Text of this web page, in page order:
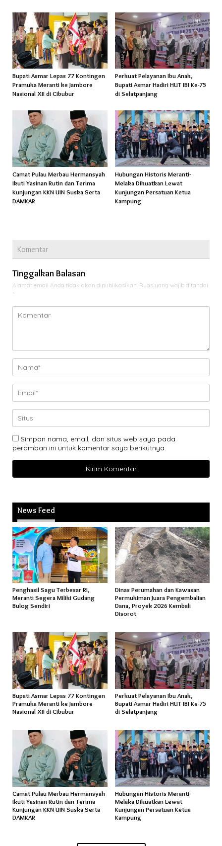
Bupati Asmar Lepas 77 Kontingen
Pramuka Meranti ke Jambore
Nasional XII di Cibubur
Perkuat Pelayanan Ibu Anak,
Bupati Asmar Hadiri HUT IBI Ke-75
di Selatpanjang
Camat Pulau Merbau Hermansyah
Ikuti Yasinan Rutin dan Terima
Kunjungan KKN UIN Suska Serta
DAMKAR
Hubungan Historis Meranti-
Melaka Dikuatkan Lewat
Kunjungan Persatuan Ketua
Kampung
Komentar
Tinggalkan Balasan
Alamat email Anda tidak akan dipublikasikan. Ruas yang wajib ditandai
*
Simpan nama, email, dan situs web saya pada
peramban ini untuk komentar saya berikutnya.
News Feed
Penghasil Sagu Terbesar RI,
Meranti Segera Miliki Gudang
Bulog Sendiri
Dinas Perumahan dan Kawasan
Permukiman Juara Pengembalian
Dana, Proyek 2026 Kembali
Disorot
Bupati Asmar Lepas 77 Kontingen
Pramuka Meranti ke Jambore
Nasional XII di Cibubur
Perkuat Pelayanan Ibu Anak,
Bupati Asmar Hadiri HUT IBI Ke-75
di Selatpanjang
Camat Pulau Merbau Hermansyah
Ikuti Yasinan Rutin dan Terima
Kunjungan KKN UIN Suska Serta
DAMKAR
Hubungan Historis Meranti-
Melaka Dikuatkan Lewat
Kunjungan Persatuan Ketua
Kampung